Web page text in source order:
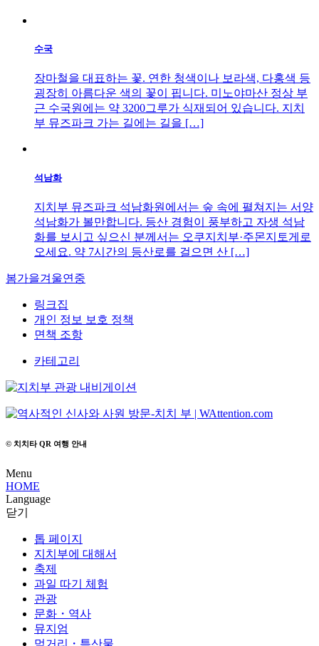
수국
장마철을 대표하는 꽃. 연한 청색이나 보라색, 다홍색 등
굉장히 아름다운 색의 꽃이 핍니다. 미노야마산 정상 부
근 수국원에는 약 3200그루가 식재되어 있습니다. 지치
부 뮤즈파크 가는 길에는 길을 […]
석남화
지치부 뮤즈파크 석남화원에서는 숲 속에 펼쳐지는 서양
석남화가 볼만합니다. 등산 경험이 풍부하고 자생 석남
화를 보시고 싶으신 분께서는 오쿠지치부·주몬지토게로
오세요. 약 7시간의 등산로를 걸으면 산 […]
봄가을겨울연중
링크집
개인 정보 보호 정책
면책 조항
카테고리
© 치치타 QR 여행 안내
Menu
HOME
Language
닫기
톱 페이지
지치부에 대해서
축제
과일 따기 체험
관광
문화・역사
뮤지엄
먹거리・특산물